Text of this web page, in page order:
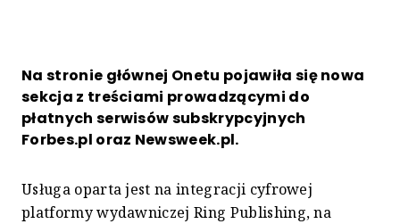
Na stronie głównej Onetu pojawiła się nowa
sekcja z treściami prowadzącymi do
płatnych serwisów subskrypcyjnych
Forbes.pl oraz Newsweek.pl.
Usługa oparta jest na integracji cyfrowej
platformy wydawniczej Ring Publishing, na